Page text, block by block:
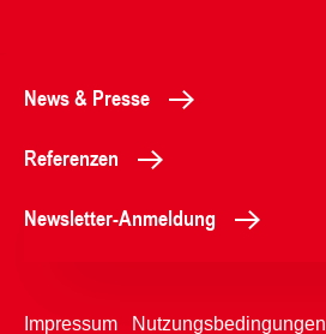
News & Presse
Referenzen
Newsletter-Anmeldung
Impressum Nutzungsbedingungen